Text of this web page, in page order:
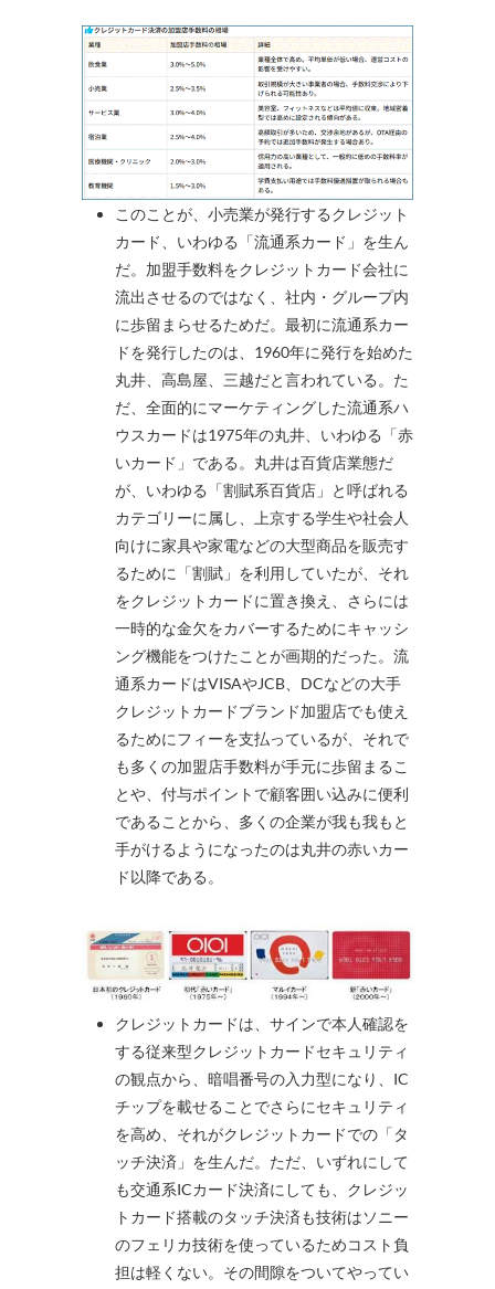
このことが、小売業が発行するクレジット
カード、いわゆる「流通系カード」を生ん
だ。加盟手数料をクレジットカード会社に
流出させるのではなく、社内・グループ内
に歩留まらせるためだ。最初に流通系カー
ドを発行したのは、1960年に発行を始めた
丸井、高島屋、三越だと言われている。た
だ、全面的にマーケティングした流通系ハ
ウスカードは1975年の丸井、いわゆる「赤
いカード」である。丸井は百貨店業態だ
が、いわゆる「割賦系百貨店」と呼ばれる
カテゴリーに属し、上京する学生や社会人
向けに家具や家電などの大型商品を販売す
るために「割賦」を利用していたが、それ
をクレジットカードに置き換え、さらには
一時的な金欠をカバーするためにキャッシ
ング機能をつけたことが画期的だった。流
通系カードはVISAやJCB、DCなどの大手
クレジットカードブランド加盟店でも使え
るためにフィーを支払っているが、それで
も多くの加盟店手数料が手元に歩留まるこ
とや、付与ポイントで顧客囲い込みに便利
であることから、多くの企業が我も我もと
手がけるようになったのは丸井の赤いカー
ド以降である。
クレジットカードは、サインで本人確認を
する従来型クレジットカードセキュリティ
の観点から、暗唱番号の入力型になり、IC
チップを載せることでさらにセキュリティ
を高め、それがクレジットカードでの「タ
ッチ決済」を生んだ。ただ、いずれにして
も交通系ICカード決済にしても、クレジッ
トカード搭載のタッチ決済も技術はソニー
のフェリカ技術を使っているためコスト負
担は軽くない。その間隙をついてやってい